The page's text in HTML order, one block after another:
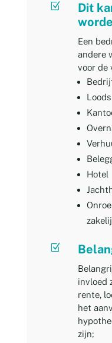
Z
Dit
Een
andere
voor de
Loods
Hotel
Z
invloed
rente,
het
zijn;